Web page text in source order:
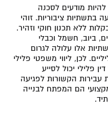
מודעים לסכנה
ציבוריות. זוהי
ללא תכנון חוקי וזהיר.
ביוב, חשמל וכבלי
אלו עלולה לגרום
לכן, ליווי משפטי פלילי
פלילי יכול לסייע
עבירות הקשורות לפגיעה
מקצועי הם המפתח לבנייה